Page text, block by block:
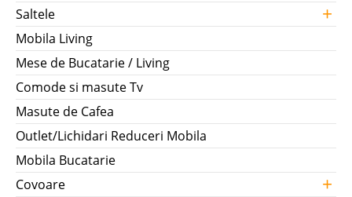
Saltele +
Mobila Living
Mese de Bucatarie / Living
Comode si masute Tv
Masute de Cafea
Outlet/Lichidari Reduceri Mobila
Mobila Bucatarie
Covoare
+